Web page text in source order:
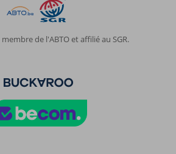
de l'ABTO et affilié au SGR.